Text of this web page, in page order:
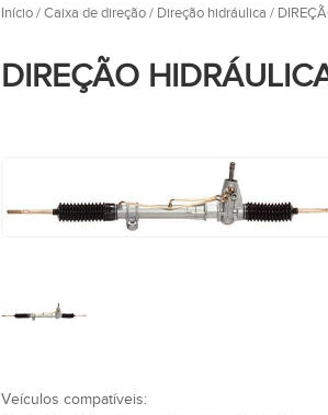
Início/ Caixa de direção/ Direção hidráulica /
DIREÇÃO
Veículos compatíveis: